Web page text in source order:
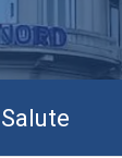
Salute